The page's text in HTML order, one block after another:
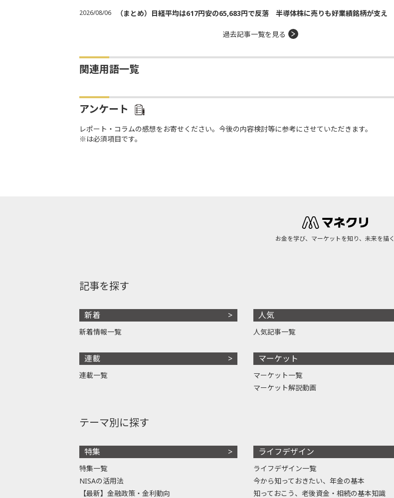
2026/08/06 （まとめ）日経平均は617円安の65,683円で反落 半導体株に売りも好業績銘柄が支え
過去記事一覧を見る
関連用語一覧
アンケート
レポート・コラムの感想をお寄せください。今後の内容検討等に参考にさせていただきます。
※は必須項目です。
お金を学び、マーケットを知り、未来を描く
記事を探す
新着
新着情報一覧
連載
連載一覧
人気
人気記事一覧
マーケット
マーケット一覧
マーケット解説動画
テーマ別に探す
特集
特集一覧
NISAの活用法
【最新】金融政策・金利動向
ライフデザイン
ライフデザイン一覧
今から知っておきたい、年金の基本
知っておこう、老後資金・相続の基本知識